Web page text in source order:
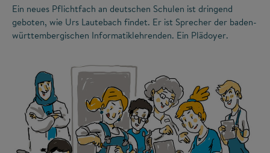
Ein neues Pflichtfach an deutschen Schulen ist dringend
geboten, wie Urs Lautebach findet. Er ist Sprecher der baden-
württembergischen Informatiklehrenden. Ein Plädoyer.